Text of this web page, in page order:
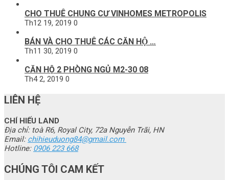
CHO THUÊ CHUNG CƯ VINHOMES METROPOLIS
Th12 19, 2019 0
BÁN VÀ CHO THUÊ CÁC CĂN HỘ …
Th11 30, 2019 0
CĂN HỘ 2 PHÒNG NGỦ M2-30 08
Th4 2, 2019 0
LIÊN HỆ
CHÍ HIẾU LAND
Địa chỉ: toà R6, Royal City, 72a Nguyễn Trãi, HN
Email: chihieuduong84@gmail.com
Hotline: 0906 223 668
CHÚNG TÔI CAM KẾT